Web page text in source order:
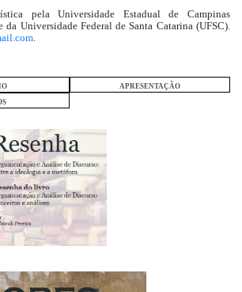
pela Universidade Estadual de Campinas
da Universidade Federal de Santa Catarina (UFSC).
.
APRESENTAÇÃO